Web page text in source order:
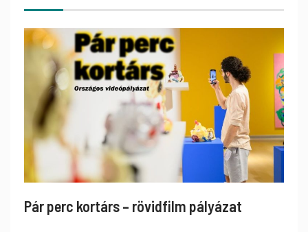
Pár perc kortárs – rövidfilm pályázat